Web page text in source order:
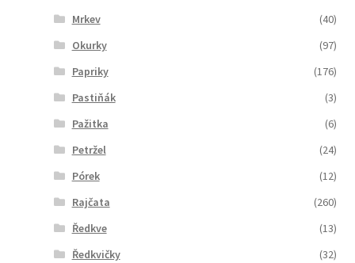
Mrkev
(40)
Okurky
(97)
Papriky
(176)
Pastiňák
(3)
Pažitka
(6)
Petržel
(24)
Pórek
(12)
Rajčata
(260)
Ředkve
(13)
Ředkvičky
(32)